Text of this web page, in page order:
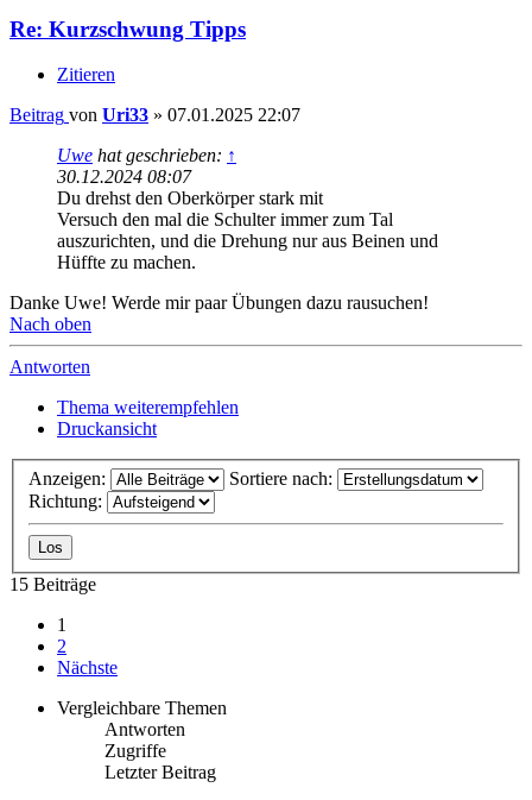
Re: Kurzschwung Tipps
Zitieren
Beitrag von Uri33 » 07.01.2025 22:07
Uwe hat geschrieben: ↑
30.12.2024 08:07
Du drehst den Oberkörper stark mit
Versuch den mal die Schulter immer zum Tal
auszurichten, und die Drehung nur aus Beinen und
Hüffte zu machen.
Danke Uwe! Werde mir paar Übungen dazu rausuchen!
Nach oben
Antworten
Thema weiterempfehlen
Druckansicht
Anzeigen:
Sortiere nach:
Richtung:
15 Beiträge
1
2
Nächste
Vergleichbare Themen
Antworten
Zugriffe
Letzter Beitrag